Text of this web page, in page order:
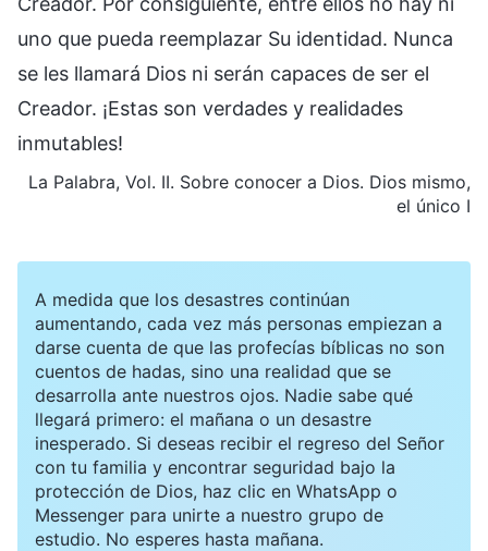
uno que pueda reemplazar Su identidad. Nunca
se les llamará Dios ni serán capaces de ser el
Creador. ¡Estas son verdades y realidades
inmutables!
La Palabra, Vol. II. Sobre conocer a Dios. Dios mismo,
el único I
A medida que los desastres continúan
aumentando, cada vez más personas empiezan a
darse cuenta de que las profecías bíblicas no son
cuentos de hadas, sino una realidad que se
desarrolla ante nuestros ojos. Nadie sabe qué
llegará primero: el mañana o un desastre
inesperado. Si deseas recibir el regreso del Señor
con tu familia y encontrar seguridad bajo la
protección de Dios, haz clic en WhatsApp o
Messenger para unirte a nuestro grupo de
estudio. No esperes hasta mañana.